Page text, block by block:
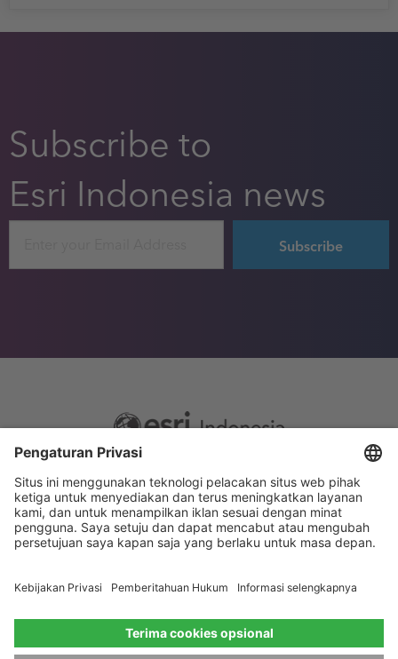
Subscribe to
Esri Indonesia news
Footer
menu
Sitemap
Privacy
Website Terms and Conditions
Privacy settings
© 2026 Esri Indonesia All rights reserved.